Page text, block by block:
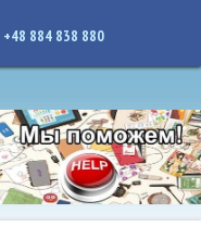
site-verification:
+48 884 838 880